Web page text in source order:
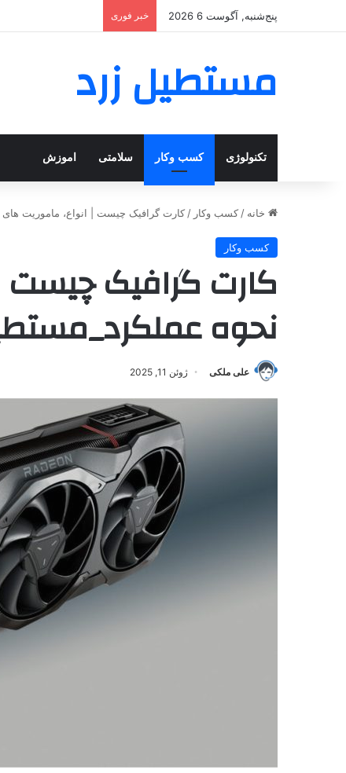
پنج‌شنبه, آگوست 6 2026 خبر فوری
مستطیل زرد
تکنولوژی کسب وکار سلامتی اموزش
خانه / کسب وکار / کارت گرافیک چیست | انواع، ماموریت
کسب وکار
کارت گرافیک چیست
نحوه
علی ملکی ژوئن 11, 2025